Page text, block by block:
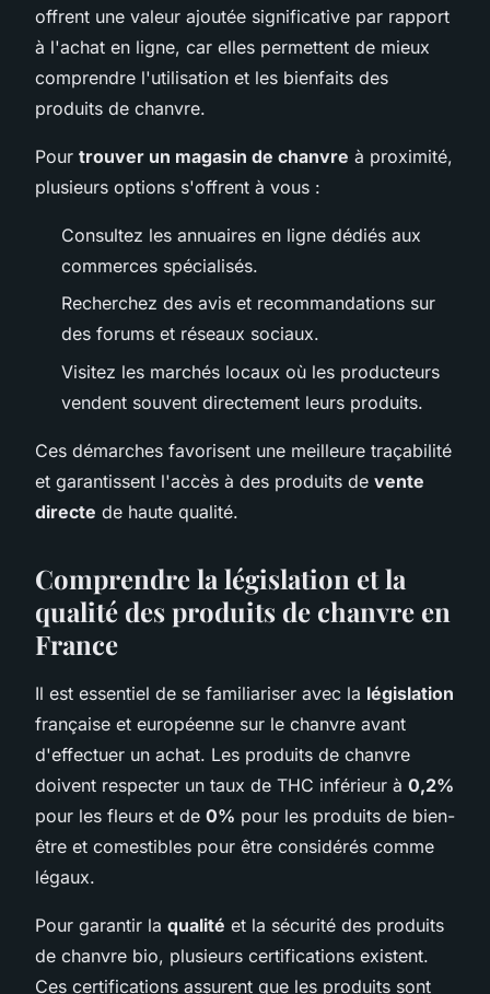
offrent une valeur ajoutée significative par rapport
à l'achat en ligne, car elles permettent de mieux
comprendre l'utilisation et les bienfaits des
produits de chanvre.
Pour trouver un magasin de chanvre à proximité,
plusieurs options s'offrent à vous :
Consultez les annuaires en ligne dédiés aux
commerces spécialisés.
Recherchez des avis et recommandations sur
des forums et réseaux sociaux.
Visitez les marchés locaux où les producteurs
vendent souvent directement leurs produits.
Ces démarches favorisent une meilleure traçabilité
et garantissent l'accès à des produits de vente
directe de haute qualité.
Comprendre la législation et la
qualité des produits de chanvre en
France
Il est essentiel de se familiariser avec la législation
française et européenne sur le chanvre avant
d'effectuer un achat. Les produits de chanvre
doivent respecter un taux de THC inférieur à 0,2%
pour les fleurs et de 0% pour les produits de bien-
être et comestibles pour être considérés comme
légaux.
Pour garantir la qualité et la sécurité des produits
de chanvre bio, plusieurs certifications existent.
Ces certifications assurent que les produits sont